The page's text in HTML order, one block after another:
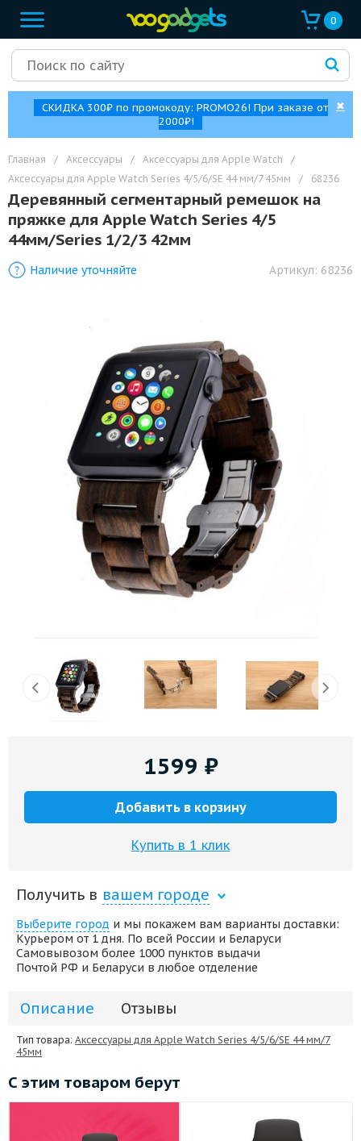
0
СКИДКА 300₽ по промокоду: PROMO26! При заказе от
2000₽!
✖
Главная / Аксессуары / Аксессуары для Apple Watch
/
Аксессуары для Apple Watch Series 4/5/6/SE 44 мм/7 45мм
/ 68236
Деревянный сегментарный ремешок на
пряжке для Apple Watch Series 4/5
44мм/Series 1/2/3 42мм
Наличие уточняйте Артикул: 68236
1599 ₽
Добавить в корзину
Купить в 1 клик
Получить в вашем городе
Выберите город и мы покажем вам варианты доставки:
Курьером от 1 дня. По всей России и Беларуси
Самовывозом более 1000 пунктов выдачи
Почтой РФ и Беларуси в любое отделение
Описание Отзывы
Тип товара: Аксессуары для Apple Watch Series 4/5/6/SE 44 мм/7
45мм
С этим товаром берут